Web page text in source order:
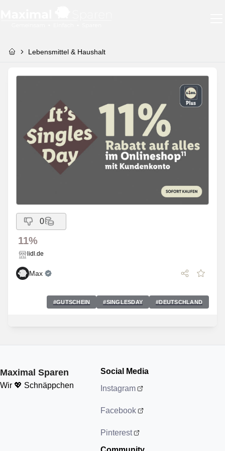
Lebensmittel & Haushalt
0
11%
lidl.de
Max
#GUTSCHEIN #SINGLESDAY #DEUTSCHLAND
Maximal Sparen
Wir 💖 Schnäppchen
Social Media
Instagram
Facebook
Pinterest